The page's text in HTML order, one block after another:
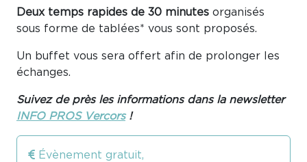
Deux temps rapides de 30 minutes organisés
sous forme de tablées* vous sont proposés.
Un buffet vous sera offert afin de prolonger les
échanges.
Suivez de près les informations dans la newsletter
INFO PROS Vercors!
Évènement gratuit,